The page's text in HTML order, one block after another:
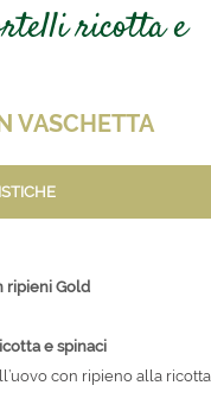
ricotta e
VASCHETTA
ripieni Gold
e spinaci
con ripieno alla